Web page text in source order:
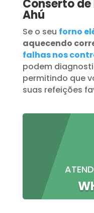
Conserto
Ahú
Se o seu forno
aquecendo
falhas nos
podem
permitindo que
suas refeições